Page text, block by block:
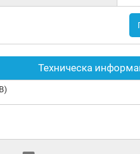
Техническа